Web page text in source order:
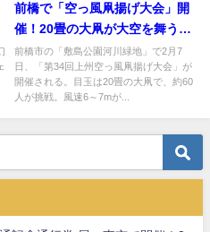
前橋で「空っ風凧揚げ大会」開
催！20畳の大凧が大空を舞う！
2/7日
前橋市の「敷島公園河川緑地」で2月7
日、「第34回上州空っ風凧揚げ大会」が
開催される。目玉は20畳の大凧で、約60
人が挑戦。風速6～7mが...